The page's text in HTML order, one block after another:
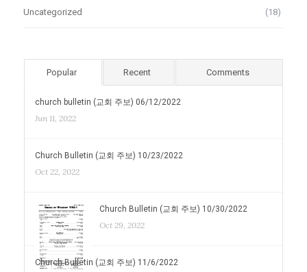
Uncategorized (18)
Popular Recent Comments
church bulletin (교회 주보) 06/12/2022
Jun 11, 2022
Church Bulletin (교회 주보) 10/23/2022
Oct 22, 2022
Church Bulletin (교회 주보) 10/30/2022
Oct 29, 2022
Church Bulletin (교회 주보) 11/6/2022